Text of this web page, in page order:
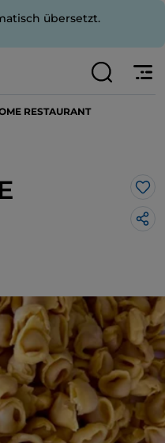
übersetzt.
RESTAURANT